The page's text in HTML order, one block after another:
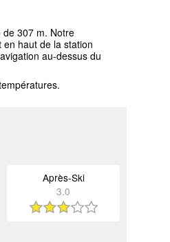
307 m. Notre
haut de la station
au-dessus du
Après-Ski
3.0